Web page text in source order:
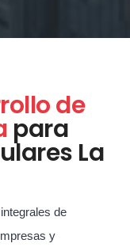
de
para
La
de
y